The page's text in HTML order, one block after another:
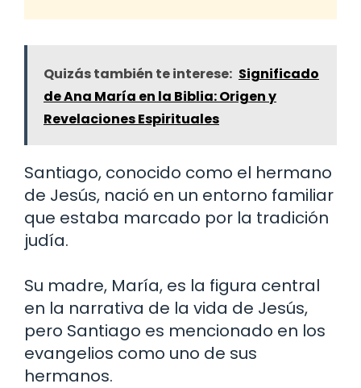
Quizás también te interese: Significado
de Ana María en la Biblia: Origen y
Revelaciones Espirituales
Santiago, conocido como el hermano
de Jesús, nació en un entorno familiar
que estaba marcado por la tradición
judía.
Su madre, María, es la figura central
en la narrativa de la vida de Jesús,
pero Santiago es mencionado en los
evangelios como uno de sus
hermanos.